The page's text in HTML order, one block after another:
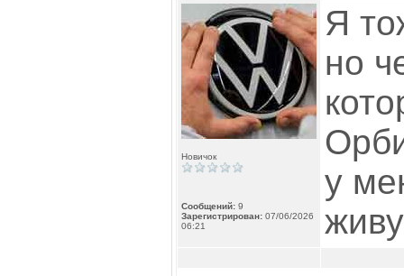
Новичок
Сообщений: 9
Зарегистрирован: 07/06/2026
06:21
Я
но
у